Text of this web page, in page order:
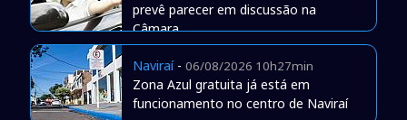
prevê parecer em discussão na
Câmara
Naviraí- 06/08/2026 10h27min
Zona Azul gratuita já está em
funcionamento no centro de Naviraí